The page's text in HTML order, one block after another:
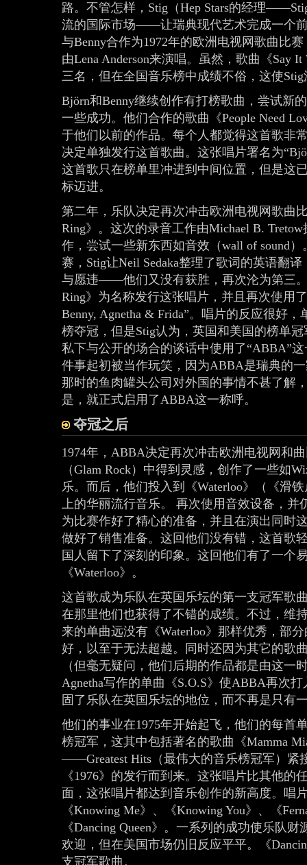
路。不管怎样，Stig（Hep Stars的经理
流的国际市场——让瑞典现代艺术完成一个
与Benny合作为1972年的欧洲电视网歌曲比
由Lena Anderson来演唱。虽然，歌曲《Say
三名，但在全国音乐榜中成绩不俗，这使
Björn和Benny继续创作有打榜歌曲，尝试新
一些成功。他们合作的歌曲《People Need
于他们以前的作品。每个人都觉得这首歌非
决定单独发行这首歌曲。这张唱片署名为
这首歌只在榜单里冲进到中间位置，但是
标迈进。
第二年，乐队决定再次冲击欧洲电视网歌曲
Ring》。这次的录音工作由Michael B.
作，尝试一些新东西如音效（wall of sound
赛，Stig让Neil Sedaka整理了歌词的英语翻
与愿违——他们又没有获胜，再次沦为第三
Ring》为名称发行这张唱片，并且再次使用
Benny, Agnetha & Frida”。唱片的反应很好
榜夺冠，但是Stig认为，英国和美国的榜单
私下与公开的场合的谈话中使用了“ABBA”
件事起初被当作玩笑，因为ABBA是瑞典的
那时的鱼肉罐头公司对外国的事情不甚了解
是，就正式启用了ABBA这一称呼。
夺冠之后
1974年，ABBA决定再次冲击欧洲电视网和
（Glam Rock）中得到灵感，创作了一些如
乐。而后，他们投入到《Waterloo》（《
上的华丽流行音乐。 再次使用音效设备，并
为比赛作好了精心的准备，并且在演出同时
做好了销售准备。这回他们没有错，这首歌
国人留下了深刻的印象。这回他们有了一
《Waterloo》。
这首歌成为乐队在英国乐坛的第一支冠军歌
在那里他们也获得了不错的成绩。不过，维
来的单曲远没有《Waterloo》那样优秀，部
好，以至于无法超越。同时还因为其它的歌
（但毫无疑问，他们后期的作品都是由这一
Agnetha写作的单曲《S.O.S》使ABBA再次
固了乐队在英国乐坛的地位，而不再是只有
他们的事业在1975年开始起飞，他们的每首
榜冠军，这其中包括著名的歌曲《Mamma
——Greatest Hits（最伟大的音乐榜冠军）紧
《1976》的发行而到来。这张唱片比其他
面，这张唱片都达到音乐创作的新高度。唱
《Knowing Me》、《Knowing You》、《
《Dancing Queen》。一系列的成功使乐队
欢迎，但在美国市场仍旧反应平平。《
支冠军歌曲。